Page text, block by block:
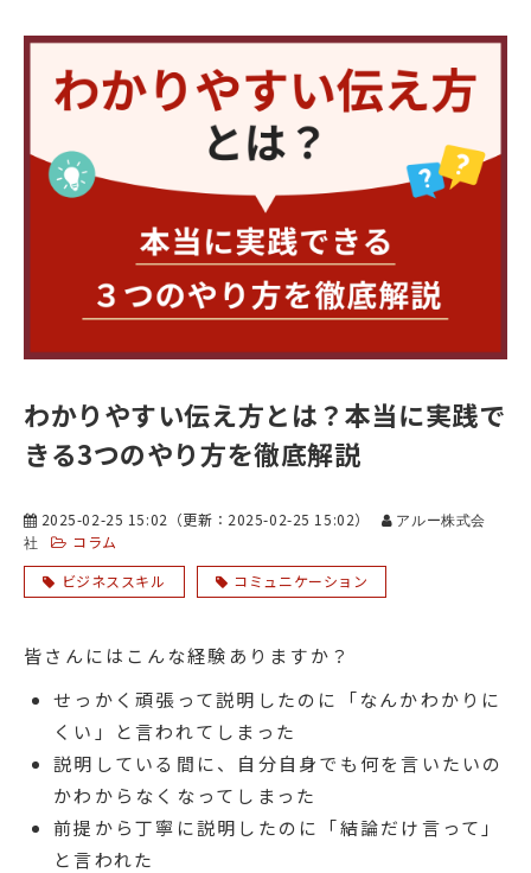
わかりやすい伝え方とは？本当に実践で
きる3つのやり方を徹底解説
2025-02-25 15:02 （更新： 2025-02-25 15:02）
アルー株式会
社
コラム
ビジネススキル
コミュニケーション
皆さんにはこんな経験ありますか？
せっかく頑張って説明したのに「なんかわかりに
くい」と言われてしまった
説明している間に、自分自身でも何を言いたいの
かわからなくなってしまった
前提から丁寧に説明したのに「結論だけ言って」
と言われた